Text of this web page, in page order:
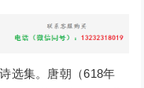
选集。唐朝（618年